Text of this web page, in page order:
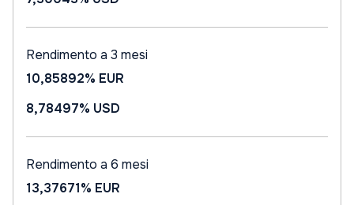
Rendimento a 3 mesi
10,85892% EUR
8,78497% USD
Rendimento a 6 mesi
13,37671% EUR